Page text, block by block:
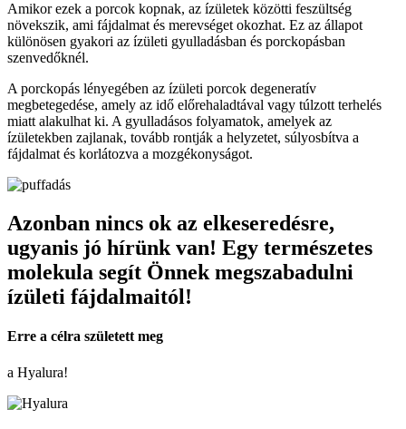
Amikor ezek a porcok kopnak, az ízületek közötti feszültség
növekszik, ami fájdalmat és merevséget okozhat. Ez az állapot
különösen gyakori az ízületi gyulladásban és porckopásban
szenvedőknél.
A porckopás lényegében az ízületi porcok degeneratív
megbetegedése, amely az idő előrehaladtával vagy túlzott terhelés
miatt alakulhat ki. A gyulladásos folyamatok, amelyek az
ízületekben zajlanak, tovább rontják a helyzetet, súlyosbítva a
fájdalmat és korlátozva a mozgékonyságot.
Azonban nincs ok az elkeseredésre,
ugyanis jó hírünk van! Egy természetes
molekula segít Önnek megszabadulni
ízületi fájdalmaitól!
Erre a célra született meg
a Hyalura!